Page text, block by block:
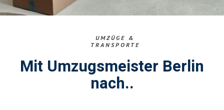
UMZÜGE &
TRANSPORTE
Mit Umzugsmeister Berlin
nach..